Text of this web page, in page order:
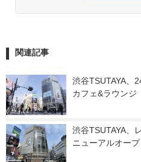
関連記事
渋谷TSUTAYA、
カフェ&ラウンジ
渋谷TSUTAYA、
ニューアルオープ